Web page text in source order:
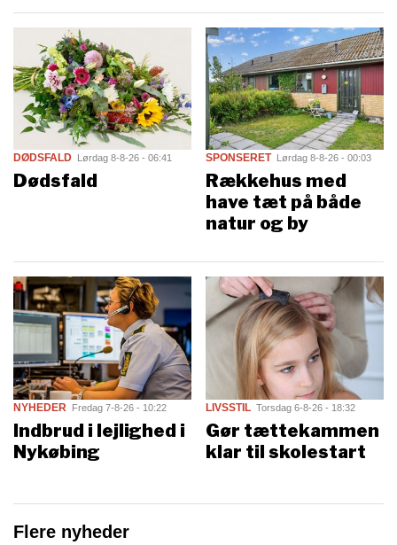
DØDSFALD Lørdag 8-8-26 - 06:41
Dødsfald
SPONSERET Lørdag 8-8-26 - 00:03
Rækkehus med
have tæt på både
natur og by
NYHEDER Fredag 7-8-26 - 10:22
Indbrud i lejlighed i
Nykøbing
LIVSSTIL Torsdag 6-8-26 - 18:32
Gør tættekammen
klar til skolestart
Flere nyheder